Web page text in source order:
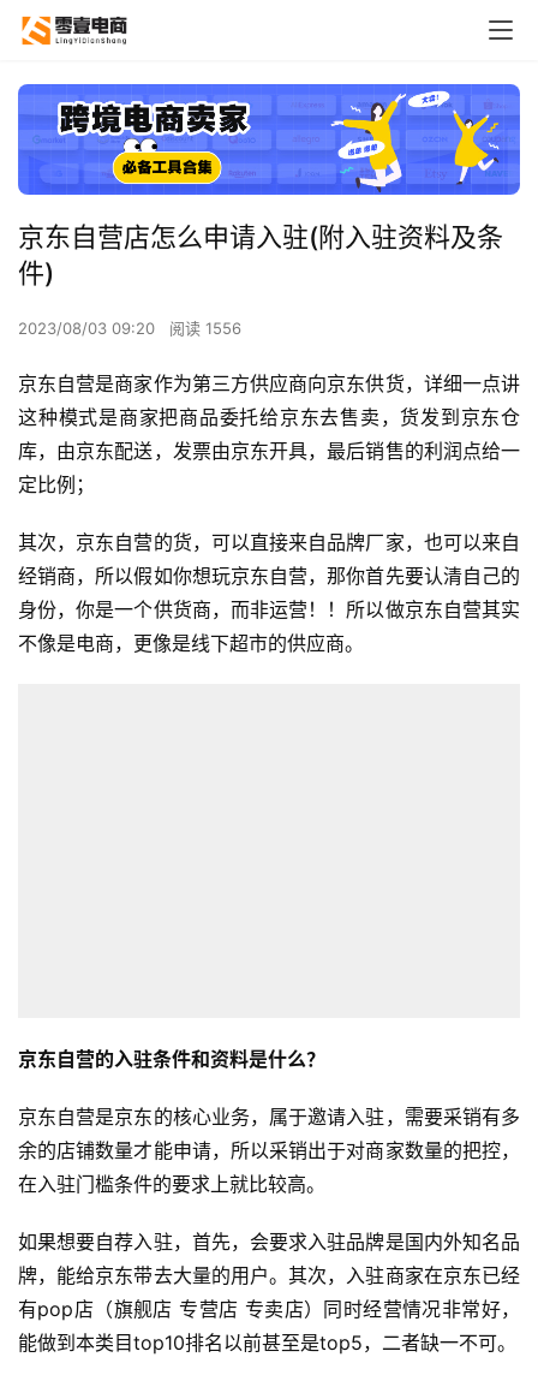
京东自营店怎么申请入驻(附入驻资料及条
件)
2023/08/03 09:20 阅读 1556
京东自营是商家作为第三方供应商向京东供货，详细一点讲
这种模式是商家把商品委托给京东去售卖，货发到京东仓
库，由京东配送，发票由京东开具，最后销售的利润点给一
定比例；
其次，京东自营的货，可以直接来自品牌厂家，也可以来自
经销商，所以假如你想玩京东自营，那你首先要认清自己的
身份，你是一个供货商，而非运营！！所以做京东自营其实
不像是电商，更像是线下超市的供应商。
京东自营的入驻条件和资料是什么？
京东自营是京东的核心业务，属于邀请入驻，需要采销有多
余的店铺数量才能申请，所以采销出于对商家数量的把控，
在入驻门槛条件的要求上就比较高。
如果想要自荐入驻，首先，会要求入驻品牌是国内外知名品
牌，能给京东带去大量的用户。其次，入驻商家在京东已经
有pop店（旗舰店 专营店 专卖店）同时经营情况非常好，
能做到本类目top10排名以前甚至是top5，二者缺一不可。